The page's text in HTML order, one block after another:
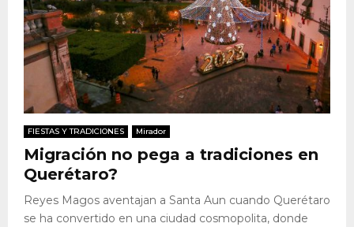
FIESTAS Y TRADICIONES Mirador
Migración no pega a tradiciones en
Querétaro?
Reyes Magos aventajan a Santa Aun cuando Querétaro
se ha convertido en una ciudad cosmopolita, donde